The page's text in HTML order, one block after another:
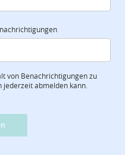
von Benachrichtigungen zu
jederzeit abmelden kann.